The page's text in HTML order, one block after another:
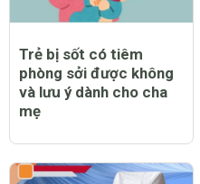
Trẻ bị sốt có tiêm
phòng sởi được không
và lưu ý dành cho cha
mẹ